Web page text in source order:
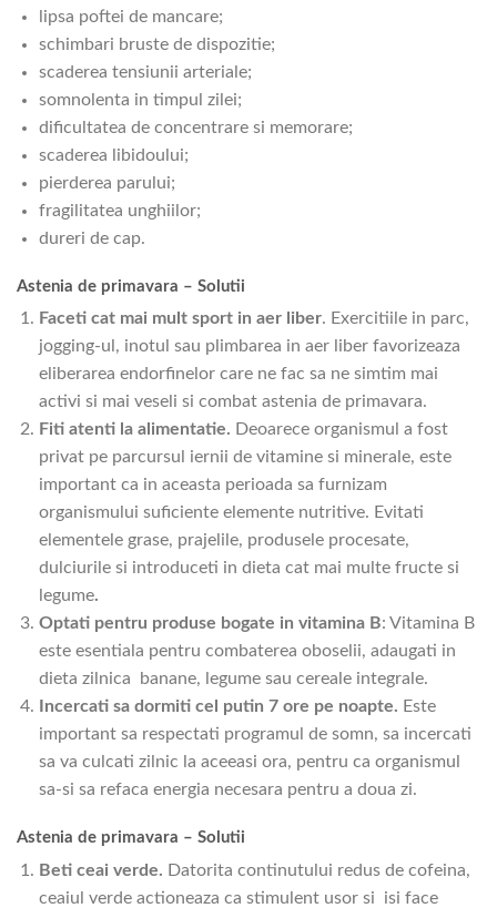
lipsa poftei de mancare;
schimbari bruste de dispozitie;
scaderea tensiunii arteriale;
somnolenta in timpul zilei;
dificultatea de concentrare si memorare;
scaderea libidoului;
pierderea parului;
fragilitatea unghiilor;
dureri de cap.
Astenia de primavara – Solutii
Faceti cat mai mult sport in aer liber. Exercitiile in parc,
jogging-ul, inotul sau plimbarea in aer liber favorizeaza
eliberarea endorfinelor care ne fac sa ne simtim mai
activi si mai veseli si combat astenia de primavara.
Fiti atenti la alimentatie. Deoarece organismul a fost
privat pe parcursul iernii de vitamine si minerale, este
important ca in aceasta perioada sa furnizam
organismului suficiente elemente nutritive. Evitati
elementele grase, prajelile, produsele procesate,
dulciurile si introduceti in dieta cat mai multe fructe si
legume.
Optati pentru produse bogate in vitamina B: Vitamina B
este esentiala pentru combaterea oboselii, adaugati in
dieta zilnica banane, legume sau cereale integrale.
Incercati sa dormiti cel putin 7 ore pe noapte. Este
important sa respectati programul de somn, sa incercati
sa va culcati zilnic la aceeasi ora, pentru ca organismul
sa-si sa refaca energia necesara pentru a doua zi.
Astenia de primavara – Solutii
Beti ceai verde. Datorita continutului redus de cofeina,
ceaiul verde actioneaza ca stimulent usor si isi face